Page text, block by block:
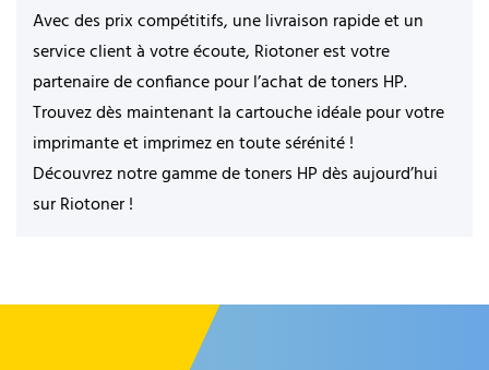
Avec des prix compétitifs, une livraison rapide et un
service client à votre écoute, Riotoner est votre
partenaire de confiance pour l’achat de toners HP.
Trouvez dès maintenant la cartouche idéale pour votre
imprimante et imprimez en toute sérénité !
Découvrez notre gamme de toners HP dès aujourd’hui
sur Riotoner !